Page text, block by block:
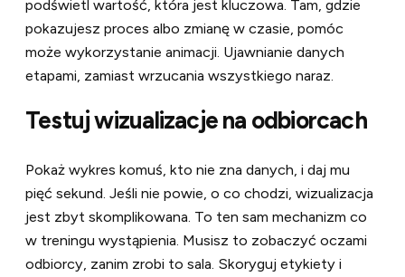
podświetl wartość, która jest kluczowa. Tam, gdzie
pokazujesz proces albo zmianę w czasie, pomóc
może wykorzystanie animacji. Ujawnianie danych
etapami, zamiast wrzucania wszystkiego naraz.
Testuj wizualizacje na odbiorcach
Pokaż wykres komuś, kto nie zna danych, i daj mu
pięć sekund. Jeśli nie powie, o co chodzi, wizualizacja
jest zbyt skomplikowana. To ten sam mechanizm co
w treningu wystąpienia. Musisz to zobaczyć oczami
odbiorcy, zanim zrobi to sala. Skoryguj etykiety i